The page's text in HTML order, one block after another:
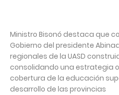
Ministro Bisonó destaca que
Gobierno del presidente
regionales de la UASD
consolidando una estrategia
cobertura de la educación
desarrollo de las provincias